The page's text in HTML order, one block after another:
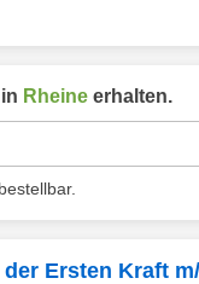
Rheine erhalten.
Ersten Kraft